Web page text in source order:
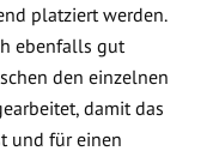
platziert werden.
ebenfalls gut
den einzelnen
damit das
und für einen